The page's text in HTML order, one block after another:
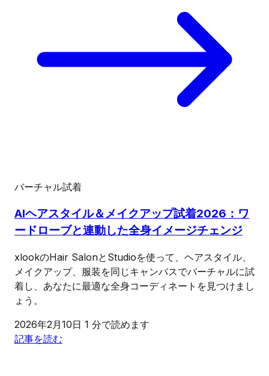
バーチャル試着
AIヘアスタイル＆メイクアップ試着2026：ワ
ードローブと連動した全身イメージチェンジ
xlookのHair SalonとStudioを使って、ヘアスタイル、
メイクアップ、服装を同じキャンバスでバーチャルに試
着し、あなたに最適な全身コーディネートを見つけまし
ょう。
2026年2月10日 1 分で読めます
記事を読む